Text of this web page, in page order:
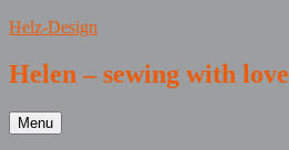
Skip
content
Helz-Design
Helen – sewing with love
Menu